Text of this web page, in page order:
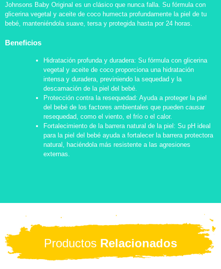
Johnsons Baby Original es un clásico que nunca falla. Su fórmula con
glicerina vegetal y aceite de coco humecta profundamente la piel de tu
bebé, manteniéndola suave, tersa y protegida hasta por 24 horas.
Beneficios
Hidratación profunda y duradera: Su fórmula con glicerina
vegetal y aceite de coco proporciona una hidratación
intensa y duradera, previniendo la sequedad y la
descamación de la piel del bebé.
Protección contra la resequedad: Ayuda a proteger la piel
del bebé de los factores ambientales que pueden causar
resequedad, como el viento, el frío o el calor.
Fortalecimiento de la barrera natural de la piel: Su pH ideal
para la piel del bebé ayuda a fortalecer la barrera protectora
natural, haciéndola más resistente a las agresiones
externas.
Productos Relacionados